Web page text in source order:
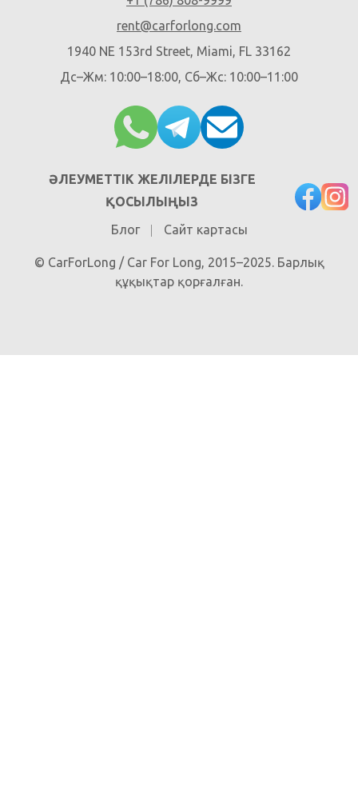
rent@carforlong.com
1940 NE 153rd Street, Miami, FL 33162
Дс–Жм: 10:00–18:00, Сб–Жс: 10:00–11:00
ӘЛЕУМЕТТІК ЖЕЛІЛЕРДЕ БІЗГЕ
ҚОСЫЛЫҢЫЗ
Блог
Сайт картасы
© CarForLong / Car For Long, 2015–2025. Барлық
құқықтар қорғалған.